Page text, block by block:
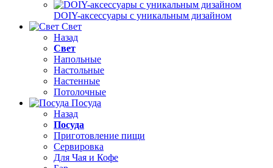
DOIY-аксессуары с уникальным дизайном
Свет
Назад
Свет
Напольные
Настольные
Настенные
Потолочные
Посуда
Назад
Посуда
Приготовление пищи
Сервировка
Для Чая и Кофе